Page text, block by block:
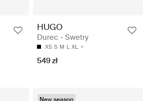
HUGO
Durec - Swetry
XS S M L XL
549 zł